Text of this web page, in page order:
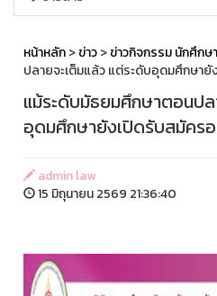
หน้าหลัก>ข่าว>ข่าวกิจกรรม นักศึกษา
ปลายจะเต็มแล้ว แต่ระดับอุดมศึกษา
แม้ระดับมัธยมศึกษาตอนปล
อุดมศึกษายังเปิดรับสมัคร
admin law
15 มิถุนายน 2569 21:36:40